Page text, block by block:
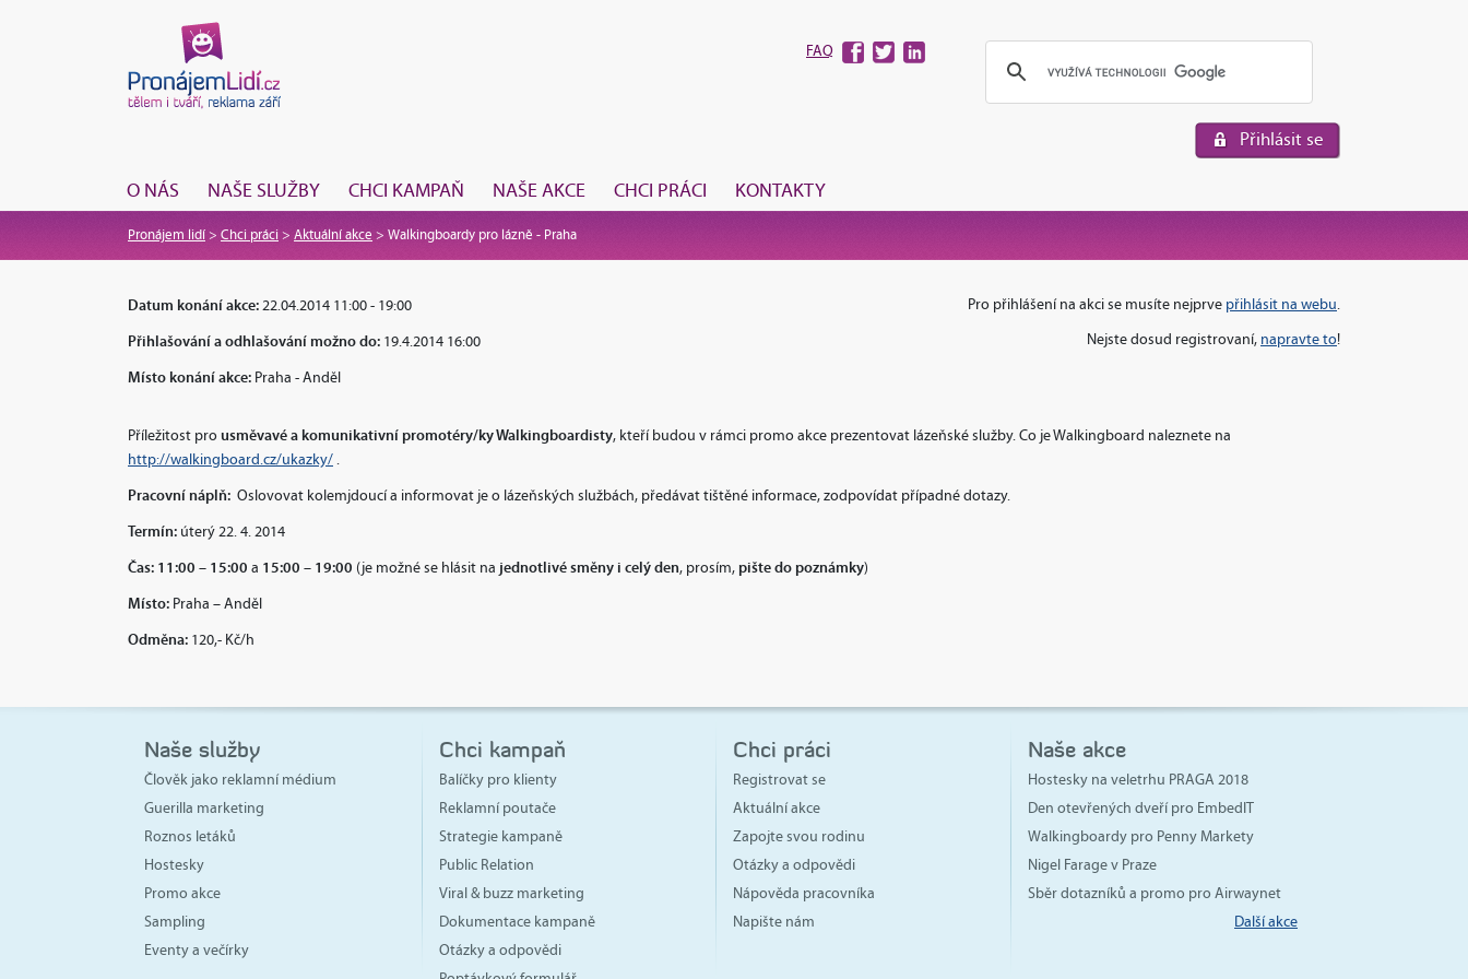
FAQ
Přihlásit se
O NÁS NAŠE SLUŽBY CHCI KAMPAŇ NAŠE AKCE CHCI PRÁCI KONTAKTY
Pronájem lidí> Chci práci> Aktuální akce > Walkingboardy pro lázně - Praha
Datum konání akce:22.04.2014 11:00 - 19:00
Přihlašování a odhlašování možno do: 19.4.2014 16:00
Místo konání akce: Praha - Anděl
Pro přihlášení na akci se musíte nejprve přihlásit na webu.
Nejste dosud registrovaní, napravte to!
Příležitost prousměvavé a komunikativní promotéry/ky Walkingboardisty, kteří budou v rámci promo akce prezentovat lázeňské služby. Co je Walkingboard naleznete na
http://walkingboard.cz/ukazky/.
Pracovní náplň: Oslovovat kolemjdoucí a informovat je o lázeňských službách, předávat tištěné informace, zodpovídat případné dotazy.
Termín: úterý 22. 4. 2014
Čas: 11:00 – 15:00 a 15:00 – 19:00 (je možné se hlásit na jednotlivé směny i celý den, prosím,pište do poznámky)
Místo: Praha – Anděl
Odměna: 120,- Kč/h
Naše služby
Člověk jako reklamní médium
Guerilla marketing
Roznos letáků
Hostesky
Promo akce
Sampling
Eventy a večírky
Chci kampaň
Balíčky pro klienty
Reklamní poutače
Strategie kampaně
Public Relation
Viral & buzz marketing
Dokumentace kampaně
Otázky a odpovědi
Chci práci
Registrovat se
Aktuální akce
Zapojte svou rodinu
Otázky a odpovědi
Nápověda pracovníka
Napište nám
Naše akce
Hostesky na veletrhu PRAGA 2018
Den otevřených dveří pro EmbedIT
Walkingboardy pro Penny Markety
Nigel Farage v Praze
Sběr dotazníků a promo pro Airwaynet
Další akce